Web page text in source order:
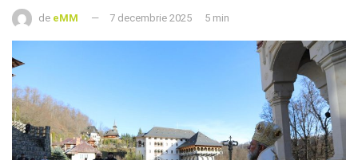
de eMM 7 decembrie 2025 5 min